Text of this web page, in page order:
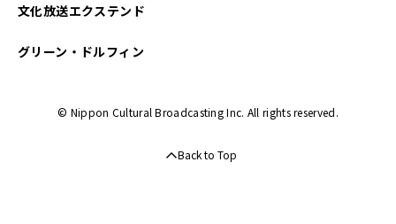
文化放送エクステンド
グリーン・ドルフィン
© Nippon Cultural Broadcasting Inc. All rights reserved.
Back to Top